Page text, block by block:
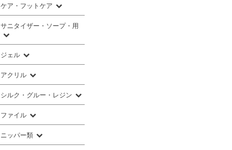
ケア・フットケア
サニタイザー・ソープ・用
ジェル
アクリル
シルク・グルー・レジン
ファイル
ニッパー類